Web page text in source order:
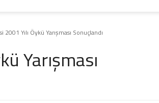
Yılı Öykü Yarışması Sonuçlandı
Yarışması